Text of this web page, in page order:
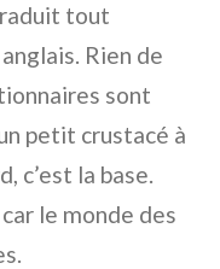
tout
Rien de
sont
petit crustacé à
c’est la base.
le monde des